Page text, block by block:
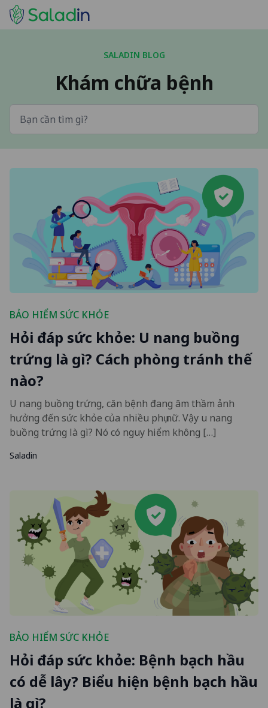
SALADIN BLOG
Khám chữa bệnh
BẢO HIỂM SỨC KHỎE
Hỏi đáp sức khỏe: U nang buồng
trứng là gì? Cách phòng tránh thế
nào?
U nang buồng trứng, căn bệnh đang âm thầm ảnh
hưởng đến sức khỏe của nhiều phụ nữ. Vậy u nang
buồng trứng là gì? Nó có nguy hiểm không […]
Saladin
BẢO HIỂM SỨC KHỎE
Hỏi đáp sức khỏe: Bệnh bạch hầu
có dễ lây? Biểu hiện bệnh bạch hầu
là gì?